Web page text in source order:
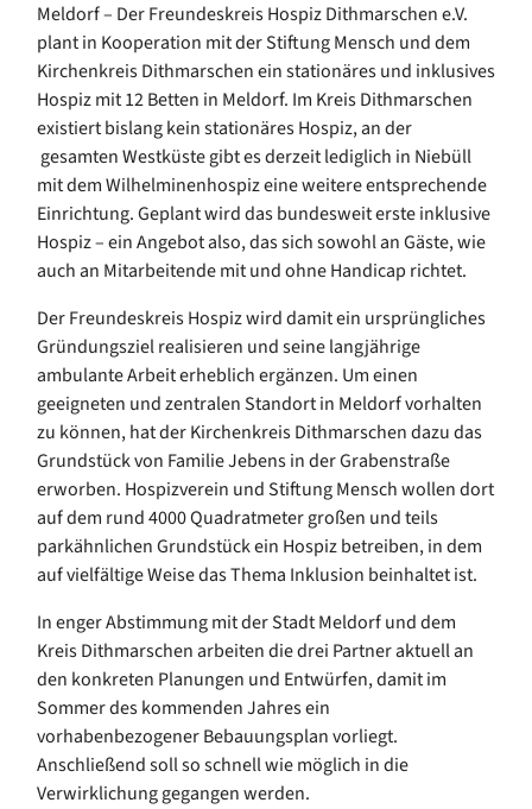
Meldorf – Der Freundeskreis Hospiz Dithmarschen e.V.
plant in Kooperation mit der Stiftung Mensch und dem
Kirchenkreis Dithmarschen ein stationäres und inklusives
Hospiz mit 12 Betten in Meldorf. Im Kreis Dithmarschen
existiert bislang kein stationäres Hospiz, an der
gesamten Westküste gibt es derzeit lediglich in Niebüll
mit dem Wilhelminenhospiz eine weitere entsprechende
Einrichtung. Geplant wird das bundesweit erste inklusive
Hospiz – ein Angebot also, das sich sowohl an Gäste, wie
auch an Mitarbeitende mit und ohne Handicap richtet.
Der Freundeskreis Hospiz wird damit ein ursprüngliches
Gründungsziel realisieren und seine langjährige
ambulante Arbeit erheblich ergänzen. Um einen
geeigneten und zentralen Standort in Meldorf vorhalten
zu können, hat der Kirchenkreis Dithmarschen dazu das
Grundstück von Familie Jebens in der Grabenstraße
erworben. Hospizverein und Stiftung Mensch wollen dort
auf dem rund 4000 Quadratmeter großen und teils
parkähnlichen Grundstück ein Hospiz betreiben, in dem
auf vielfältige Weise das Thema Inklusion beinhaltet ist.
In enger Abstimmung mit der Stadt Meldorf und dem
Kreis Dithmarschen arbeiten die drei Partner aktuell an
den konkreten Planungen und Entwürfen, damit im
Sommer des kommenden Jahres ein
vorhabenbezogener Bebauungsplan vorliegt.
Anschließend soll so schnell wie möglich in die
Verwirklichung gegangen werden.